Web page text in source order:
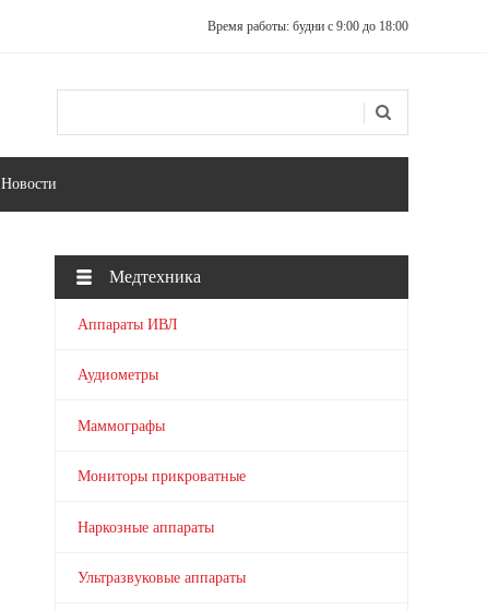
Время работы: будни с 9:00 до 18:00
Новости
Медтехника
Аппараты ИВЛ
Аудиометры
Маммографы
Мониторы прикроватные
Наркозные аппараты
Ультразвуковые аппараты